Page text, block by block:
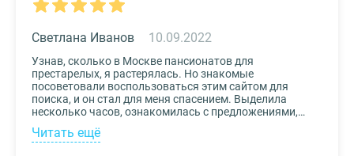
10.09.2022
Светлана Иванов
Узнав, сколько в Москве пансионатов для
престарелых, я растерялась. Но знакомые
посоветовали воспользоваться этим сайтом для
поиска, и он стал для меня спасением. Выделила
несколько часов, ознакомилась с предложениями,
доступными мне по цене и месту расположения и
выбрала два варианта. Связалась с администрацией
Читать ещё